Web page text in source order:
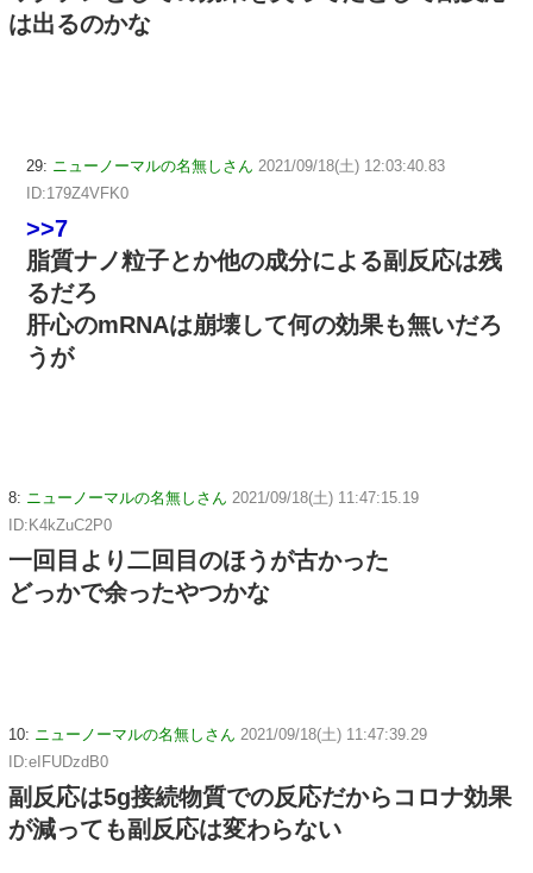
は出るのかな
29: ニューノーマルの名無しさん 2021/09/18(土) 12:03:40.83
ID:179Z4VFK0
>>7
脂質ナノ粒子とか他の成分による副反応は残
るだろ
肝心のmRNAは崩壊して何の効果も無いだろ
うが
8: ニューノーマルの名無しさん 2021/09/18(土) 11:47:15.19
ID:K4kZuC2P0
一回目より二回目のほうが古かった
どっかで余ったやつかな
10: ニューノーマルの名無しさん 2021/09/18(土) 11:47:39.29
ID:eIFUDzdB0
副反応は5g接続物質での反応だからコロナ効果
が減っても副反応は変わらない